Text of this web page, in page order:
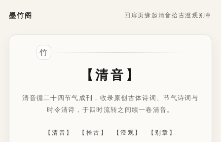
墨竹阁 回扉页缘起清音拾古澄观别章
【清音】
清音循二十四节气成刊，收录原创古体诗词、节气诗词与
时令清诗，于四时流转之间续一卷清音。
【清音】 【拾古】 【澄观】 【别章】